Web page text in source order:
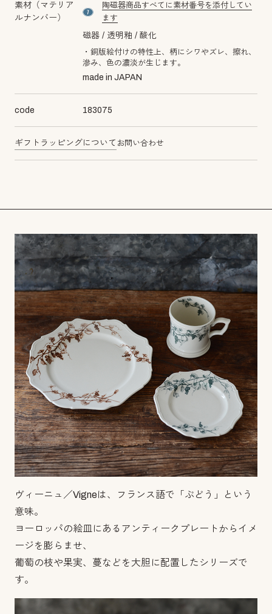
素材（マテリア
ルナンバー）
material number7
陶磁器商品すべてに素材番号を添付してい
ます
磁器 透明釉 酸化
・銅版絵付けの特性上、柄にシワやズレ、擦れ、
滲み、色の濃淡が生じます。
made in JAPAN
code 183075
ギフトラッピングについて お問い合わせ
ヴィーニュ／Vigneは、フランス語で「ぶどう」という
意味。
ヨーロッパの絵皿にあるアンティークプレートからイメ
ージを膨らませ、
葡萄の枝や果実、蔓などを大胆に配置したシリーズで
す。